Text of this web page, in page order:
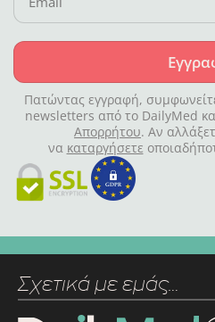
Πατώντας εγγραφή,
newsletters από το DailyMed
Απορρήτου. Αν
να καταργήσετε
Σχετικά με εμάς…